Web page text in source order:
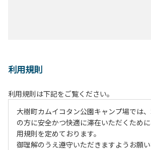
利用規則
利用規則は下記をご覧ください。
大樹町カムイコタン公園キャンプ場では
の方に安全かつ快適に滞在いただくため
用規則を定めております。
御理解のうえ遵守いただきますようお願い